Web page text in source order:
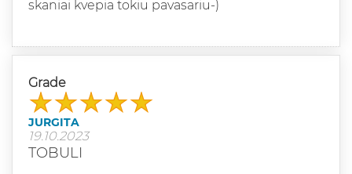
skaniai kvepia tokiu pavasariu-)
Grade
JURGITA
19.10.2023
TOBULI